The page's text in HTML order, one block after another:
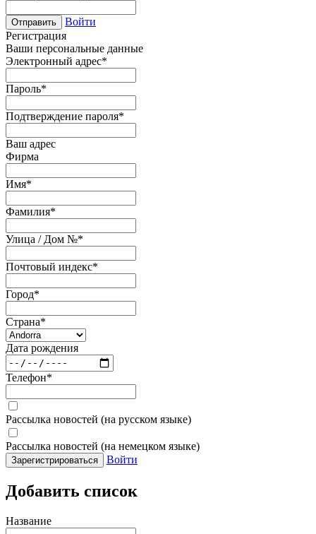
Отправить
Войти
Регистрация
Ваши персональные данные
Электронный адрес*
Пароль*
Подтверждение пароля*
Ваш адрес
Фирма
Имя*
Фамилия*
Улица / Дом №*
Почтовый индекс*
Город*
Страна*
Дата рождения
Телефон*
Рассылка новостей (на русском языке)
Рассылка новостей (на немецком языке)
Зарегистрироваться Войти
Добавить список
Название